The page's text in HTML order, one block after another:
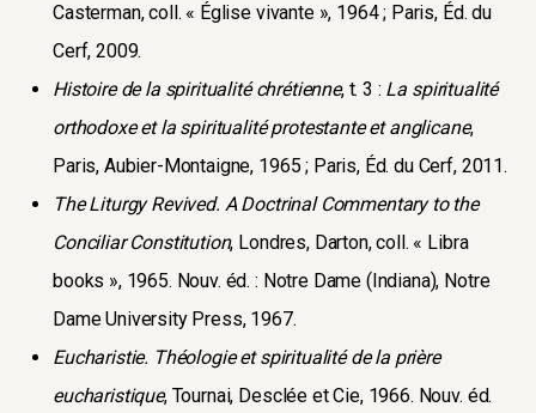
Casterman, coll. « Église vivante », 1964 ; Paris, Éd. du
Cerf, 2009.
Histoire de la spiritualité chrétienne, t. 3 : La spiritualité
orthodoxe et la spiritualité protestante et anglicane,
Paris, Aubier-Montaigne, 1965 ; Paris, Éd. du Cerf, 2011.
The Liturgy Revived. A Doctrinal Commentary to the
Conciliar Constitution, Londres, Darton, coll. « Libra
books », 1965. Nouv. éd. : Notre Dame (Indiana), Notre
Dame University Press, 1967.
Eucharistie. Théologie et spiritualité de la prière
eucharistique, Tournai, Desclée et Cie, 1966. Nouv. éd.